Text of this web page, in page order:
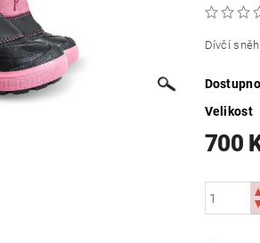
Dívčí
Velikost
700